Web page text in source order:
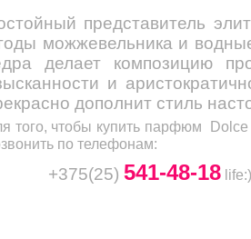
представитель
можжевельника и
делает композицию
и
дополнит стиль
того, чтобы купить парфюм
по телефонам:
+375(25) 541-48-18 life:)